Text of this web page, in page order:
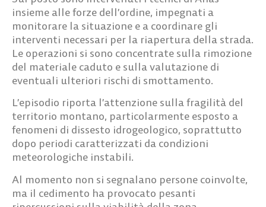
insieme alle forze dell’ordine, impegnati a
monitorare la situazione e a coordinare gli
interventi necessari per la riapertura della strada.
Le operazioni si sono concentrate sulla rimozione
del materiale caduto e sulla valutazione di
eventuali ulteriori rischi di smottamento.
L’episodio riporta l’attenzione sulla fragilità del
territorio montano, particolarmente esposto a
fenomeni di dissesto idrogeologico, soprattutto
dopo periodi caratterizzati da condizioni
meteorologiche instabili.
Al momento non si segnalano persone coinvolte,
ma il cedimento ha provocato pesanti